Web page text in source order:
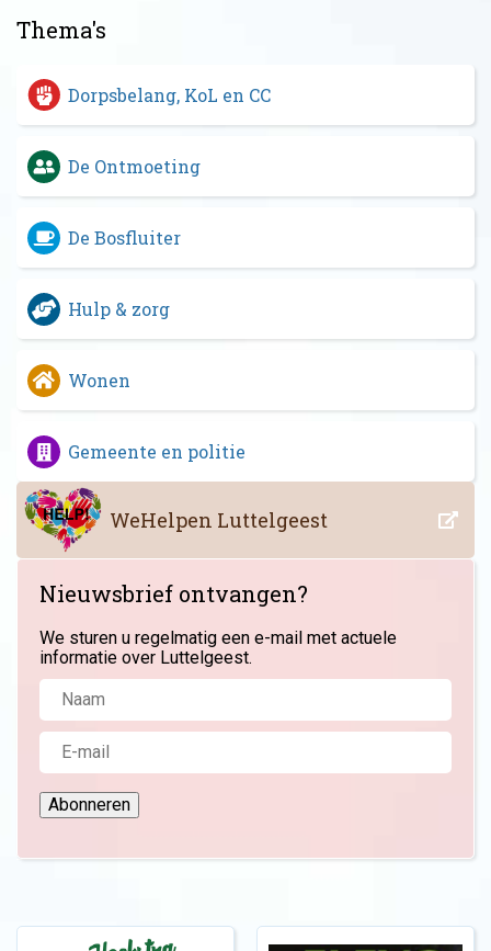
Thema's
Dorpsbelang, KoL en CC
De Ontmoeting
De Bosfluiter
Hulp & zorg
Wonen
Gemeente en politie
WeHelpen Luttelgeest
Nieuwsbrief ontvangen?
We sturen u regelmatig een e-mail met actuele
informatie over Luttelgeest.
Abonneren